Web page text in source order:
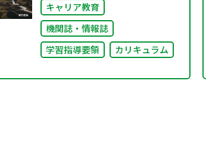
キャリア教育
機関誌・情報誌
学習指導要領
カリキュラム